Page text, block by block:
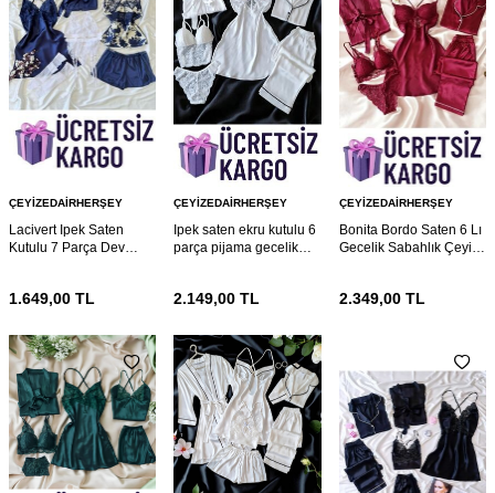
ÇEYIZEDAIRHERŞEY
Lacivert Ipek Saten
Kutulu 7 Parça Dev
1.649,00 TL
ÇEYIZEDAIRHERŞEY
Ipek saten ekru kutulu 6
parça pijama gecelik
2.149,00 TL
ÇEYIZEDAIRHERŞEY
Bonita Bordo Saten 6 Lı
Gecelik Sabahlık Çeyiz
2.349,00TL